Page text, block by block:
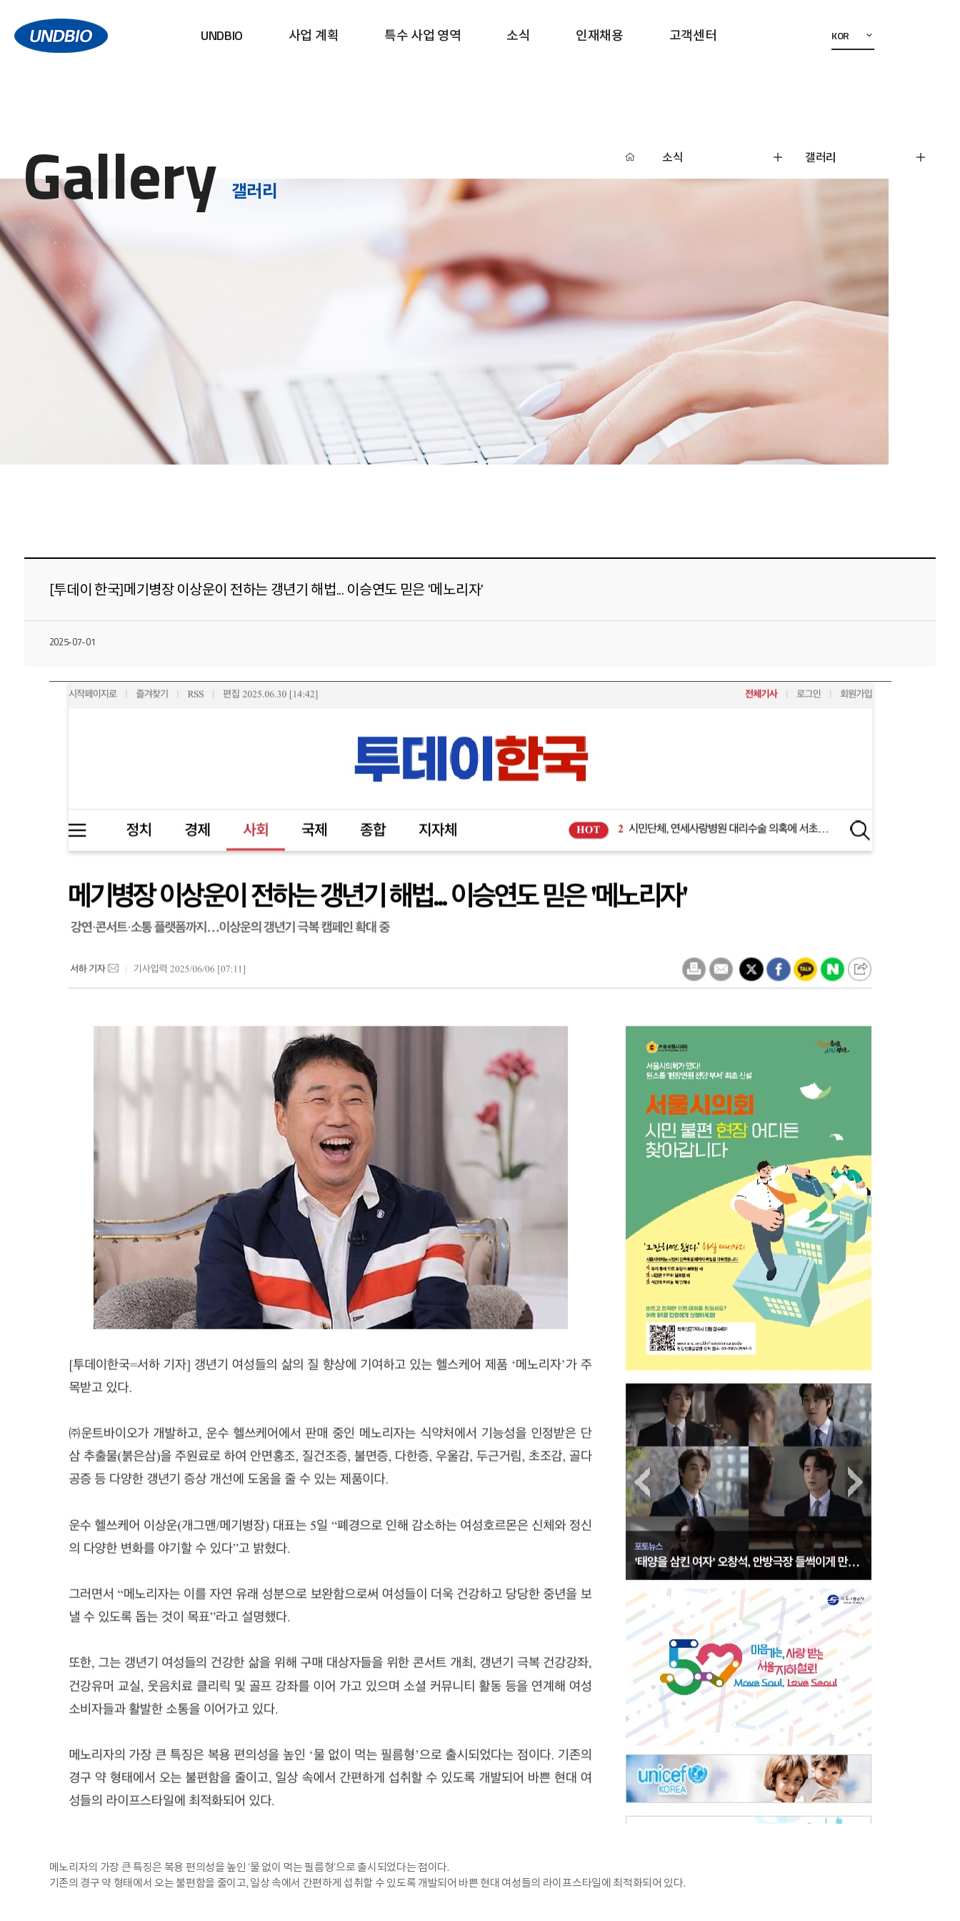
UNDBIO 사업 계획 특수 사업 영역 소식 인재채용 고객센터 KOR
Gallery 갤러리
소식 갤러리
[투데이 한국]메기병장 이상운이 전하는 갱년기 해법... 이승연도 믿은 '메노리자'
2025-07-01
메노리자의 가장 큰 특징은 복용 편의성을 높인 ‘물 없이 먹는 필름형’으로 출시되었다는 점이다.
기존의 경구 약 형태에서 오는 불편함을 줄이고, 일상 속에서 간편하게 섭취할 수 있도록 개발되어 바쁜 현대 여성들의 라이프스타일에 최적화되어 있다.